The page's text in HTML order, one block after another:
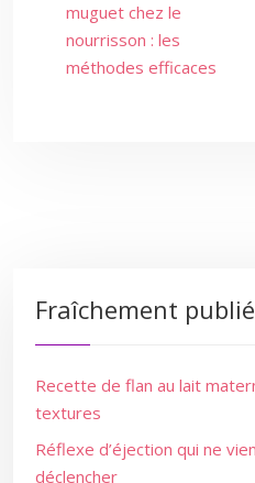
muguet chez le
nourrisson : les
méthodes efficaces
Fraîchement
Recette de flan au lait
textures
Réflexe d’éjection qui ne
déclencher